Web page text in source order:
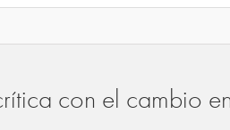
con el cambio